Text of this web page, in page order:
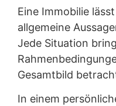
Eine Immobilie
allgemeine
Jede Situation
Gesamtbild
In einem